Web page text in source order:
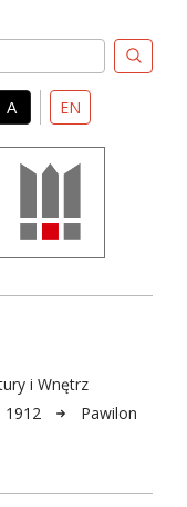
A EN
i Wnętrz
1912
Pawilon